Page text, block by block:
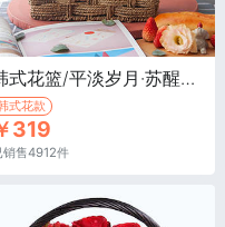
韩式花篮/平淡岁月·苏醒玫瑰13枝，蓝紫色绣球1枝，香槟洋桔梗5枝
式花款
319
销售4912件